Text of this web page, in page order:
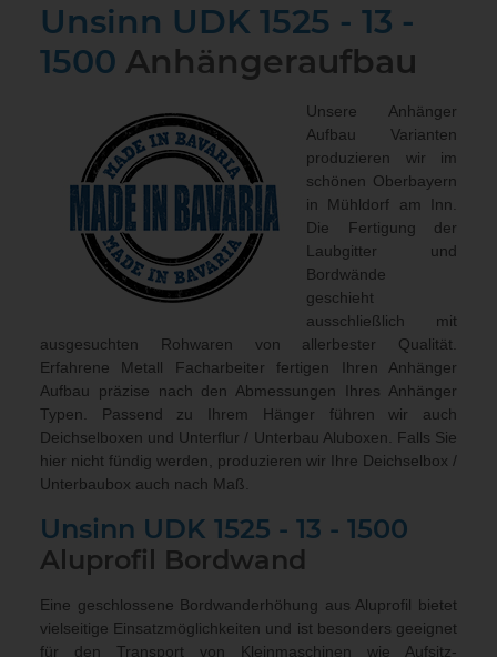
Unsinn UDK 1525 - 13 -
1500 Anhängeraufbau
Unsere Anhänger
Aufbau Varianten
produzieren wir im
schönen Oberbayern
in Mühldorf am Inn.
Die Fertigung der
Laubgitter und
Bordwände
geschieht
ausschließlich mit
ausgesuchten Rohwaren von allerbester Qualität.
Erfahrene Metall Facharbeiter fertigen Ihren Anhänger
Aufbau präzise nach den Abmessungen Ihres Anhänger
Typen. Passend zu Ihrem Hänger führen wir auch
Deichselboxen und Unterflur / Unterbau Aluboxen . Falls Sie
hier nicht fündig werden, produzieren wir Ihre Deichselbox /
Unterbaubox auch nach Maß
Unsinn UDK 1525 - 13 - 1500
Aluprofil Bordwand
Eine geschlossene Bordwanderhöhung aus Aluprofil bietet
vielseitige Einsatzmöglichkeiten und ist besonders geeignet
für den Transport von Kleinmaschinen wie Aufsitz-